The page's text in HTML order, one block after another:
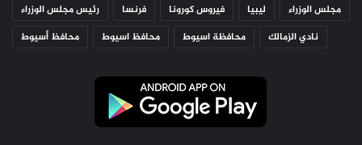
رئيس مجلس الوزراء
فرنسا فيروس كورونا ليبيا
مجلس الوزراء
محافظ أسيوط
محافظ اسيوط محافظة اسيوط نادي الزمالك